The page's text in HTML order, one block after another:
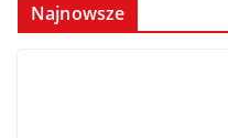
Najnowsze